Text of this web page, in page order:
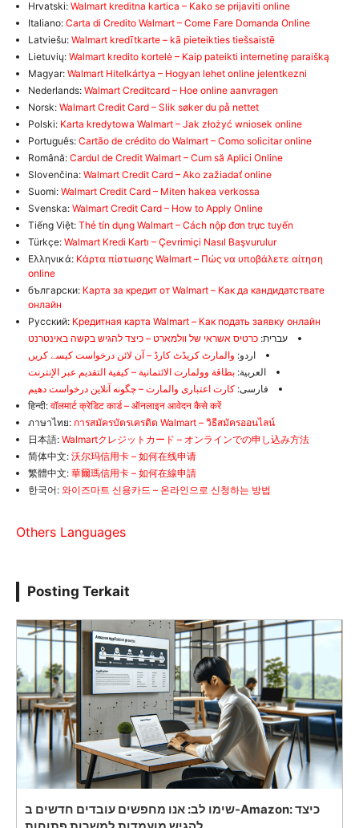
Hrvatski: Walmart kreditna kartica – Kako se prijaviti online
Italiano: Carta di Credito Walmart – Come Fare Domanda Online
Latviešu: Walmart kredītkarte – kā pieteikties tiešsaistē
Lietuvių: Walmart kredito kortelė – Kaip pateikti internetinę paraišką
Magyar: Walmart Hitelkártya – Hogyan lehet online jelentkezni
Nederlands: Walmart Creditcard – Hoe online aanvragen
Norsk: Walmart Credit Card – Slik søker du på nettet
Polski: Karta kredytowa Walmart – Jak złożyć wniosek online
Português: Cartão de crédito do Walmart – Como solicitar online
Română: Cardul de Credit Walmart – Cum să Aplici Online
Slovenčina: Walmart Credit Card – Ako zažiadať online
Suomi: Walmart Credit Card – Miten hakea verkossa
Svenska: Walmart Credit Card – How to Apply Online
Tiếng Việt: Thẻ tín dụng Walmart – Cách nộp đơn trực tuyến
Türkçe: Walmart Kredi Kartı – Çevrimiçi Nasıl Başvurulur
Ελληνικά: Κάρτα πίστωσης Walmart – Πώς να υποβάλετε αίτηση
online
български: Карта за кредит от Walmart – Как да кандидатствате
онлайн
Русский: Кредитная карта Walmart – Как подать заявку онлайн
עברית: כרטיס אשראי של וולמארט – כיצד להגיש בקשה באינטרנט
اردو: والمارٹ کریڈٹ کارڈ – آن لائن درخواست کیسے کریں
العربية: بطاقة وولمارت الائتمانية – كيفية التقديم عبر الإنترنت
فارسی: کارت اعتباری والمارت – چگونه آنلاین درخواست دهیم
हिन्दी: वॉलमार्ट क्रेडिट कार्ड – ऑनलाइन आवेदन कैसे करें
ภาษาไทย: การสมัครบัตรเครดิต Walmart – วิธีสมัครออนไลน์
日本語: Walmartクレジットカード – オンラインでの申し込み方法
简体中文: 沃尔玛信用卡 – 如何在线申请
繁體中文: 華爾瑪信用卡 – 如何在線申請
한국어: 와이즈마트 신용카드 – 온라인으로 신청하는 방법
Others Languages
Posting Terkait
שימו לב: אנו מחפשים עובדים חדשים ב-Amazon: כיצד